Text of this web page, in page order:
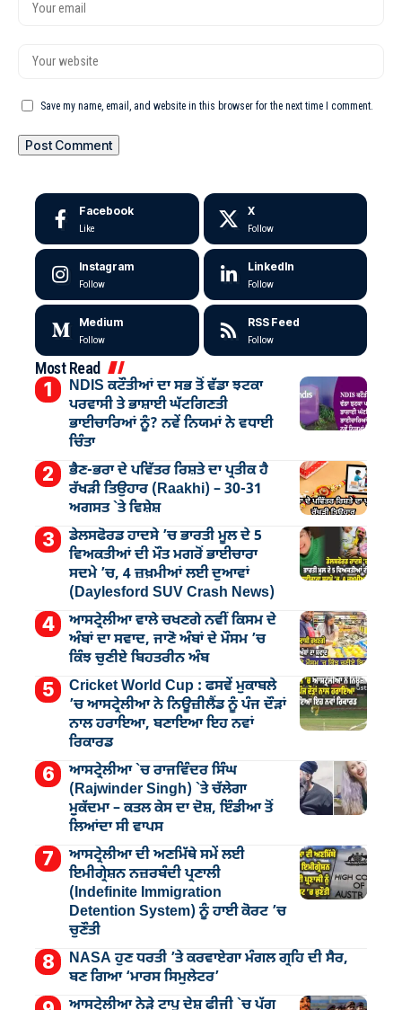
Save my name, email, and website in this browser for the next time I comment.
Facebook
Like
X
Follow
Instagram
Follow
LinkedIn
Follow
Medium
Follow
RSS Feed
Follow
Most Read
NDIS ਕਟੌਤੀਆਂ ਦਾ ਸਭ ਤੋਂ ਵੱਡਾ ਝਟਕਾ
ਪਰਵਾਸੀ ਤੇ ਭਾਸ਼ਾਈ ਘੱਟਗਿਣਤੀ
ਭਾਈਚਾਰਿਆਂ ਨੂੰ? ਨਵੇਂ ਨਿਯਮਾਂ ਨੇ ਵਧਾਈ
ਚਿੰਤਾ
ਭੈਣ-ਭਰਾ ਦੇ ਪਵਿੱਤਰ ਰਿਸ਼ਤੇ ਦਾ ਪ੍ਰਤੀਕ ਹੈ
ਰੱਖੜੀ ਤਿਉਹਾਰ (Raakhi) – 30-31
ਅਗਸਤ `ਤੇ ਵਿਸ਼ੇਸ਼
ਡੇਲਸਫੋਰਡ ਹਾਦਸੇ ’ਚ ਭਾਰਤੀ ਮੂਲ ਦੇ 5
ਵਿਅਕਤੀਆਂ ਦੀ ਮੌਤ ਮਗਰੋਂ ਭਾਈਚਾਰਾ
ਸਦਮੇ ’ਚ, 4 ਜ਼ਖ਼ਮੀਆਂ ਲਈ ਦੁਆਵਾਂ
(Daylesford SUV Crash News)
ਆਸਟ੍ਰੇਲੀਆ ਵਾਲੇ ਚਖਣਗੇ ਨਵੀਂ ਕਿਸਮ ਦੇ
ਅੰਬਾਂ ਦਾ ਸਵਾਦ, ਜਾਣੋ ਅੰਬਾਂ ਦੇ ਮੌਸਮ ’ਚ
ਕਿੰਝ ਚੁਣੀਏ ਬਿਹਤਰੀਨ ਅੰਬ
Cricket World Cup : ਫਸਵੇਂ ਮੁਕਾਬਲੇ
’ਚ ਆਸਟ੍ਰੇਲੀਆ ਨੇ ਨਿਊਜ਼ੀਲੈਂਡ ਨੂੰ ਪੰਜ ਦੌੜਾਂ
ਨਾਲ ਹਰਾਇਆ, ਬਣਾਇਆ ਇਹ ਨਵਾਂ
ਰਿਕਾਰਡ
ਆਸਟ੍ਰੇਲੀਆ `ਚ ਰਾਜਵਿੰਦਰ ਸਿੰਘ
(Rajwinder Singh) `ਤੇ ਚੱਲੇਗਾ
ਮੁੁਕੱਦਮਾ – ਕਤਲ ਕੇਸ ਦਾ ਦੋਸ਼, ਇੰਡੀਆ ਤੋਂ
ਲਿਆਂਦਾ ਸੀ ਵਾਪਸ
ਆਸਟ੍ਰੇਲੀਆ ਦੀ ਅਣਮਿੱਥੇ ਸਮੇਂ ਲਈ
ਇਮੀਗ੍ਰੇਸ਼ਨ ਨਜ਼ਰਬੰਦੀ ਪ੍ਰਣਾਲੀ
(Indefinite Immigration
Detention System) ਨੂੰ ਹਾਈ ਕੋਰਟ ’ਚ
ਚੁਣੌਤੀ
NASA ਹੁਣ ਧਰਤੀ ’ਤੇ ਕਰਵਾਏਗਾ ਮੰਗਲ ਗ੍ਰਹਿ ਦੀ ਸੈਰ,
ਬਣ ਗਿਆ ‘ਮਾਰਸ ਸਿਮੁਲੇਟਰ’
ਆਸਟ੍ਰੇਲੀਆ ਨੇੜੇ ਟਾਪੂ ਦੇਸ਼ ਫੀਜੀ `ਚ ਪੱਗ